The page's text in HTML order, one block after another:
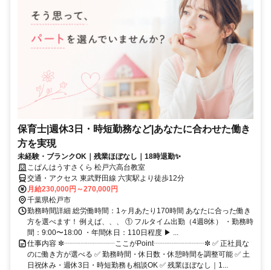
保育士|週休3日・時短勤務など|あなたに合わせた働き
方を実現
未経験・ブランクOK｜残業ほぼなし｜18時退勤✨
こぱんはうすさくら 松戸六高台教室
交通・アクセス 東武野田線 六実駅より徒歩12分
月給230,000円～270,000円
千葉県松戸市
勤務時間詳細 総労働時間：1ヶ月あたり170時間 あなたに合った働き
方を選べます！ 例えば、、、 ① フルタイム出勤（4週8休） ・勤務時
間：9:00〜18:00 ・年間休日：110日程度 ▶ ...
仕事内容 ✼┈┈┈┈┈┈┈ここがPoint┈┈┈┈┈┈┈✼ ✅ 正社員な
のに働き方が選べる ✅ 勤務時間・休日数・休憩時間を調整可能 ✅ 土
日祝休み・週休3日・時短勤務も相談OK ✅ 残業ほぼなし｜1...